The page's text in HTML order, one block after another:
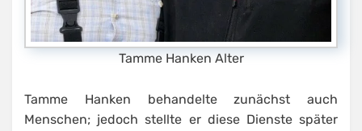
Tamme Hanken Alter
Tamme Hanken behandelte zunächst auch
Menschen; jedoch stellte er diese Dienste später